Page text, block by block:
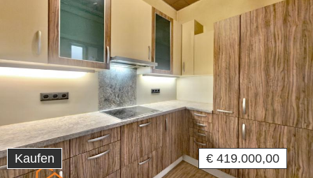
Kaufen € 419.000,00